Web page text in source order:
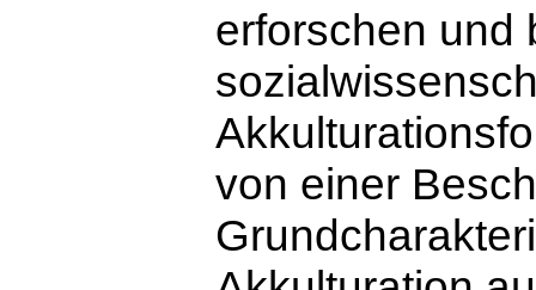
erforschen und
von einer